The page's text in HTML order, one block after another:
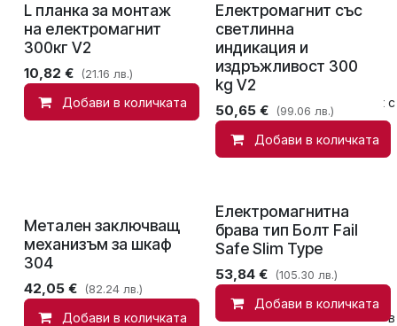
L планка за монтаж
на електромагнит
300кг V2
10,82 € (21.16 лв.)
Добави в количката Добави в списък
Електромагнит със
светлинна
индикация и
издръжливост 300
kg V2
50,65 € (99.06 лв.)
Добави в количката
Метален заключващ
механизъм за шкаф
304
42,05€ (82.24 лв.)
Добави в количката Добави
Електромагнитна
брава тип Болт Fail
Safe Slim Type
53,84 € (105.30 лв.)
Добави в количката